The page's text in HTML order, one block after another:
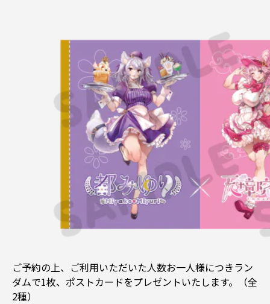
ご予約の上、ご利用いただいた人数お一人様につきラン
ダムで1枚、ポストカードをプレゼントいたします。（全
2種）